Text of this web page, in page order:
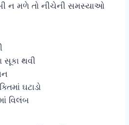
ન મળે તો નીચેની સમસ્યાઓ
થવી
ઘટાડો
વિલંબ